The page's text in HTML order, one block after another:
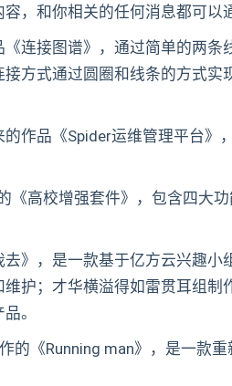
，和你相关的任何消息都可以
《连接图谱》，通过简单的两
方式通过圆圈和线条的方式
的作品《Spider运维管理平台
《高校增强套件》，包含四大
去》，是一款基于亿方云兴趣
护；才华横溢得如雷贯耳组
。
的《Running man》，是一款